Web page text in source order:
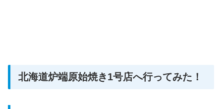
北海道炉端原始焼き1号店へ行ってみた！